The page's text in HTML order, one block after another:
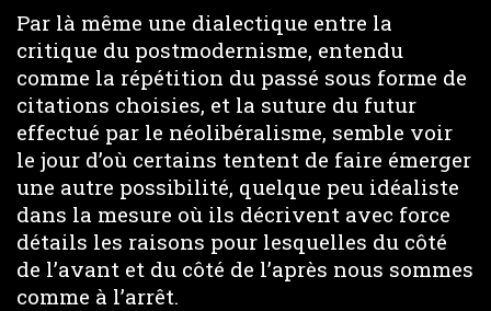
Par là même une dialectique entre la
critique du postmodernisme, entendu
comme la répétition du passé sous forme de
citations choisies, et la suture du futur
effectué par le néolibéralisme, semble voir
le jour d’où certains tentent de faire émerger
une autre possibilité, quelque peu idéaliste
dans la mesure où ils décrivent avec force
détails les raisons pour lesquelles du côté
de l’avant et du côté de l’après nous sommes
comme à l’arrêt.